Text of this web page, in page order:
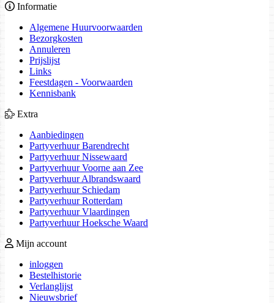
Informatie
Algemene Huurvoorwaarden
Bezorgkosten
Annuleren
Prijslijst
Links
Feestdagen - Voorwaarden
Kennisbank
Extra
Aanbiedingen
Partyverhuur Barendrecht
Partyverhuur Nissewaard
Partyverhuur Voorne aan Zee
Partyverhuur Albrandswaard
Partyverhuur Schiedam
Partyverhuur Rotterdam
Partyverhuur Vlaardingen
Partyverhuur Hoeksche Waard
Mijn account
inloggen
Bestelhistorie
Verlanglijst
Nieuwsbrief